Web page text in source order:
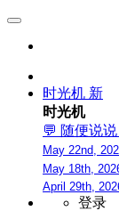
时光机 新
时光机
💬 随便说
May 22nd,
May 18th,
April 29th,
登录